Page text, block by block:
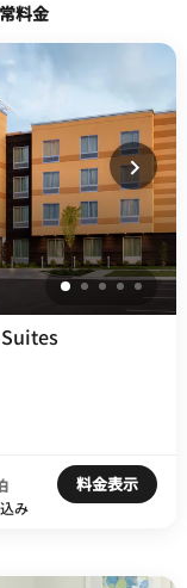
料金
み
料金表示